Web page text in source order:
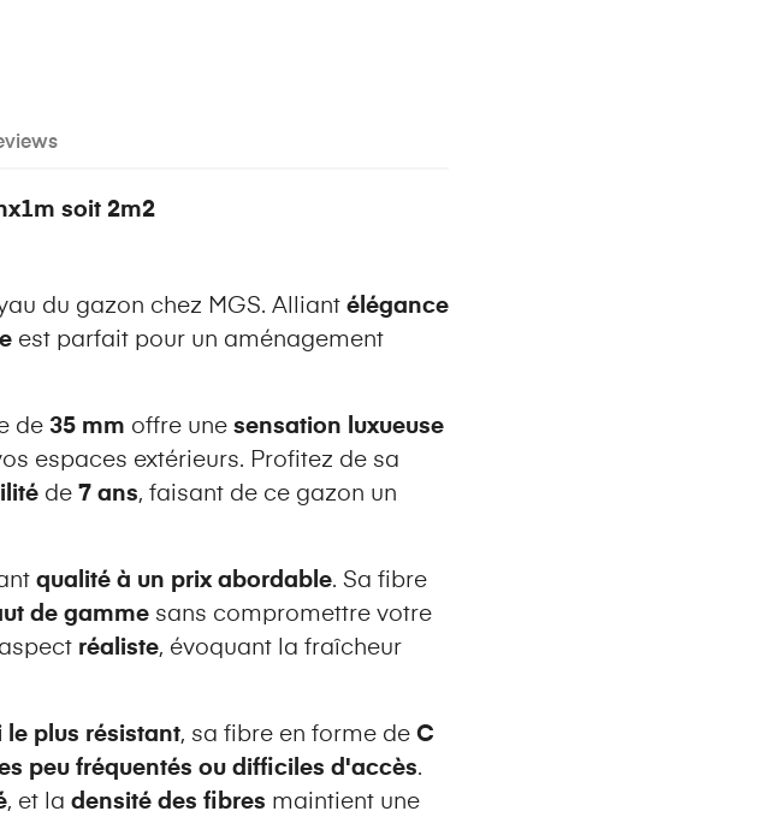
soit 2m2
du gazon chez MGS. Alliant élégance
est parfait pour un aménagement
de 35 mm offre une sensation luxueuse
espaces extérieurs. Profitez de sa
de 7 ans, faisant de ce gazon un
qualité à un prix abordable. Sa fibre
de gamme sans compromettre votre
réaliste, évoquant la fraîcheur
le plus résistant, sa fibre en forme de C
peu fréquentés ou difficiles d'accès.
, et la densité des fibres maintient une